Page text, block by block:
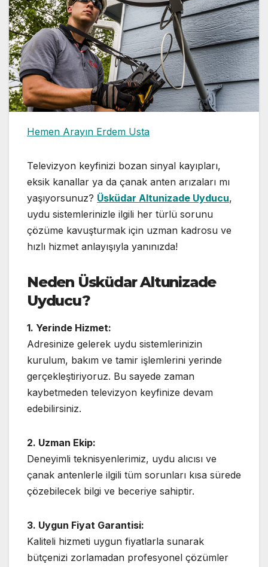
Hemen Arayın Erdem Usta
Televizyon keyfinizi bozan sinyal kayıpları,
eksik kanallar ya da çanak anten arızaları mı
yaşıyorsunuz? Üsküdar Altunizade Uyducu,
uydu sistemlerinizle ilgili her türlü sorunu
çözüme kavuşturmak için uzman kadrosu ve
hızlı hizmet anlayışıyla yanınızda!
Neden Üsküdar Altunizade
Uyducu?
1. Yerinde Hizmet:
Adresinize gelerek uydu sistemlerinizin
kurulum, bakım ve tamir işlemlerini yerinde
gerçekleştiriyoruz. Bu sayede zaman
kaybetmeden televizyon keyfinize devam
edebilirsiniz.
2. Uzman Ekip:
Deneyimli teknisyenlerimiz, uydu alıcısı ve
çanak antenlerle ilgili tüm sorunları kısa sürede
çözebilecek bilgi ve beceriye sahiptir.
3. Uygun Fiyat Garantisi:
Kaliteli hizmeti uygun fiyatlarla sunarak
bütçenizi zorlamadan profesyonel çözümler